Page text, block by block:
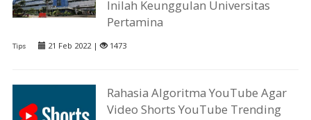
Inilah Keunggulan Universitas
Pertamina
Tips 21 Feb 2022 | 1473
Rahasia Algoritma YouTube Agar
Video Shorts YouTube Trending